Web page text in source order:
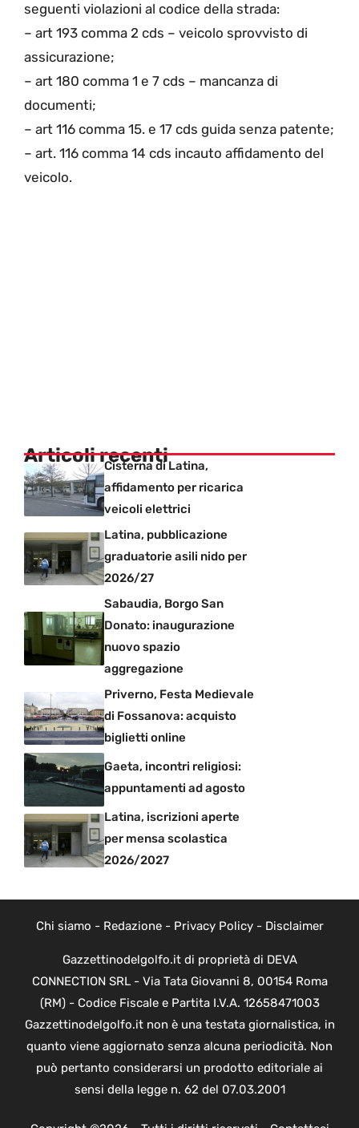
seguenti violazioni al codice della strada:
– art 193 comma 2 cds – veicolo sprovvisto di
assicurazione;
– art 180 comma 1 e 7 cds – mancanza di
documenti;
– art 116 comma 15. e 17 cds guida senza patente;
– art. 116 comma 14 cds incauto affidamento del
veicolo.
Articoli recenti
Cisterna di Latina,
affidamento per ricarica
veicoli elettrici
Latina, pubblicazione
graduatorie asili nido per
2026/27
Sabaudia, Borgo San
Donato: inaugurazione
nuovo spazio
aggregazione
Priverno, Festa Medievale
di Fossanova: acquisto
biglietti online
Gaeta, incontri religiosi:
appuntamenti ad agosto
Latina, iscrizioni aperte
per mensa scolastica
2026/2027
Chi siamo - Redazione- Privacy Policy- Disclaimer
Gazzettinodelgolfo.it di proprietà di DEVA
CONNECTION SRL - Via Tata Giovanni 8, 00154 Roma
(RM) - Codice Fiscale e Partita I.V.A. 12658471003
Gazzettinodelgolfo.it non è una testata giornalistica, in
quanto viene aggiornato senza alcuna periodicità. Non
può pertanto considerarsi un prodotto editoriale ai
sensi della legge n. 62 del 07.03.2001